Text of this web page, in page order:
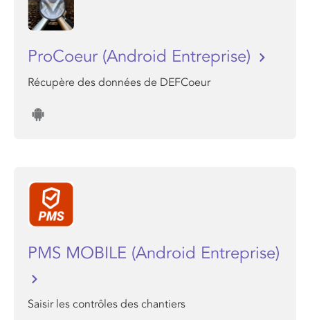
ProCoeur (Android Entreprise)
Récupère des données de DEFCoeur
PMS MOBILE (Android Entreprise)
Saisir les contrôles des chantiers